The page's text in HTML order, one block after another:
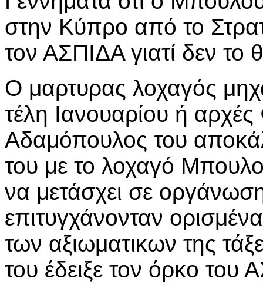
στην Κύπρο από το
τον ΑΣΠΙΔΑ γιατί δεν
Ο μαρτυρας λοχαγός
τέλη Ιανουαρίου ή
Αδαμόπουλος του
του με το λοχαγό
να μετάσχει σε
επιτυγχάνονταν
των αξιωματικων της
του έδειξε τον όρκο του